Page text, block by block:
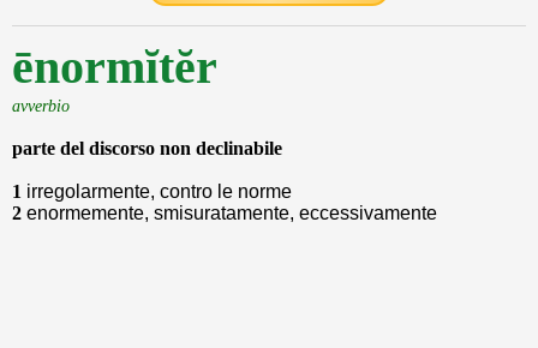
ēnormĭtĕr
avverbio
parte del discorso non declinabile
1 irregolarmente, contro le norme
2 enormemente, smisuratamente, eccessivamente